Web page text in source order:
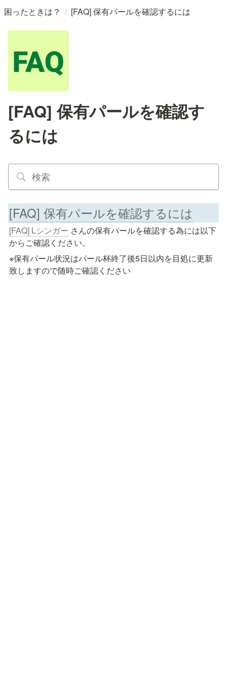
困ったときは？ / [FAQ] 保有パールを確認するには
[FAQ] 保有パールを確認す
るには
[FAQ] 保有パールを確認するには
[FAQ] Lシンガー さんの保有パールを確認する為には以下
からご確認ください。
※保有パール状況はパール杯終了後5日以内を目処に更新
致しますので随時ご確認ください